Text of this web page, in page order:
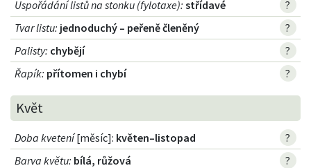
Uspořádání listů na stonku (fylotaxe): střídavé
?
Tvar listu: jednoduchý – peřeně členěný
?
Palisty: chybějí
?
Řapík: přítomen i chybí ?
Květ
Doba kvetení[měsíc]: květen–listopad
?
Barva květu: bílá, růžová
?